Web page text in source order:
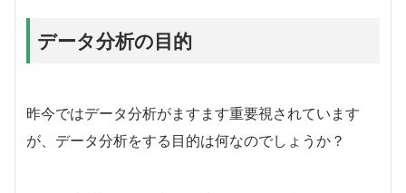
データ分析の目的
昨今ではデータ分析がますます重要視されています
が、データ分析をする目的は何なのでしょうか？